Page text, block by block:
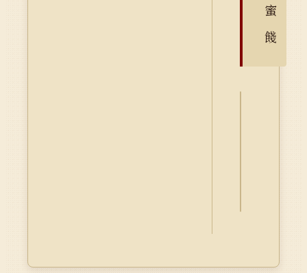
蜜
餞